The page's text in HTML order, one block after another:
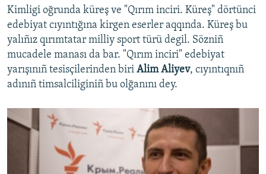
Kimligi oğrunda küreş ve "Qırım inciri. Küreş" dörtünci
edebiyat cıyıntığına kirgen eserler aqqında. Küreş bu
yalıñız qırımtatar milliy sport türü degil. Sözniñ
mucadele manası da bar. "Qırım inciri" edebiyat
yarışınıñ tesisçilerinden biri Alim Aliyev, cıyıntıqnıñ
adınıñ timsalciliginiñ bu olğanını dey.